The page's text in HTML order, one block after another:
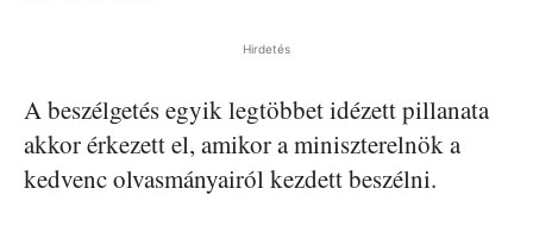
Hirdetés
A beszélgetés egyik legtöbbet idézett pillanata
akkor érkezett el, amikor a miniszterelnök a
kedvenc olvasmányairól kezdett beszélni.